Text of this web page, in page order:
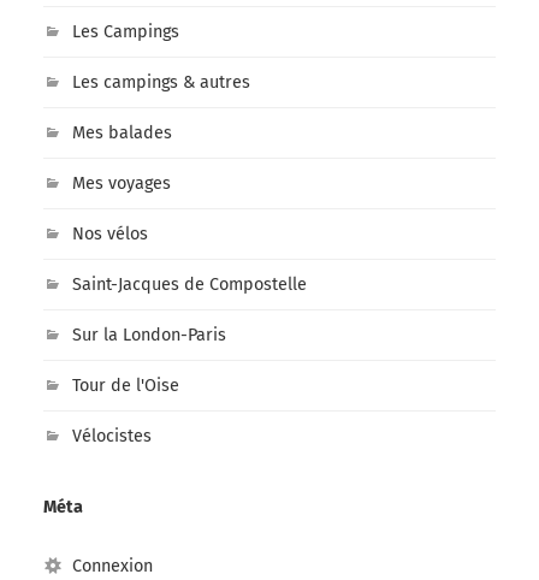
Les Campings
Les campings & autres
Mes balades
Mes voyages
Nos vélos
Saint-Jacques de Compostelle
Sur la London-Paris
Tour de l'Oise
Vélocistes
Méta
Connexion